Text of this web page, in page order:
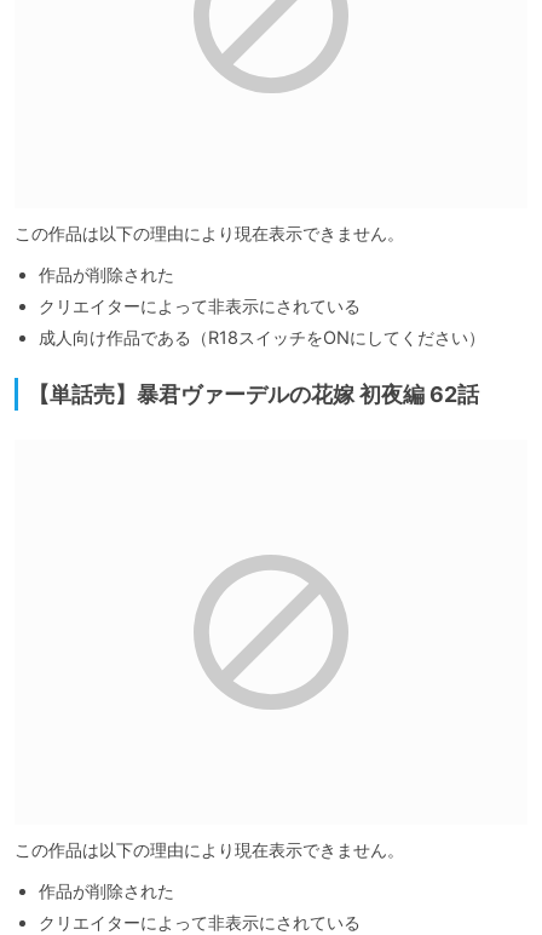
この作品は以下の理由により現在表示できません。
作品が削除された
クリエイターによって非表示にされている
成人向け作品である（R18スイッチをONにしてください）
【単話売】暴君ヴァーデルの花嫁 初夜編 62話
この作品は以下の理由により現在表示できません。
作品が削除された
クリエイターによって非表示にされている